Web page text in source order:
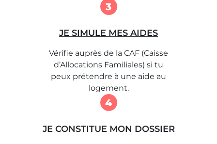
3
JE SIMULE MES AIDES
Vérifie auprès de la CAF (Caisse
d’Allocations Familiales) si tu
peux prétendre à une aide au
logement.
4
JE CONSTITUE MON DOSSIER